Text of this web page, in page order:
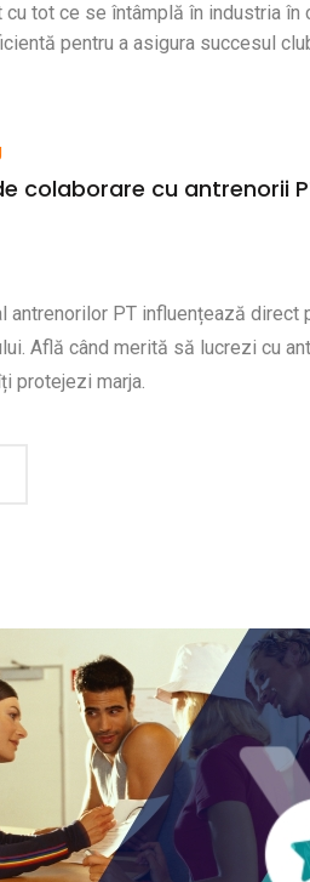
tot ce se întâmplă în industria în
pentru a asigura succesul
colaborare cu antrenorii
antrenorilor PT influențează direct
Află când merită să lucrezi cu
protejezi marja.